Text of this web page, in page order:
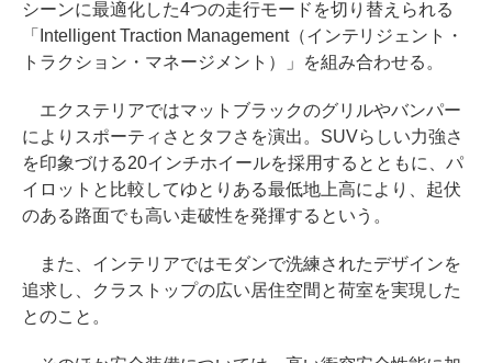
シーンに最適化した4つの走行モードを切り替えられる
「Intelligent Traction Management（インテリジェント・
トラクション・マネージメント）」を組み合わせる。
エクステリアではマットブラックのグリルやバンパー
によりスポーティさとタフさを演出。SUVらしい力強さ
を印象づける20インチホイールを採用するとともに、パ
イロットと比較してゆとりある最低地上高により、起伏
のある路面でも高い走破性を発揮するという。
また、インテリアではモダンで洗練されたデザインを
追求し、クラストップの広い居住空間と荷室を実現した
とのこと。